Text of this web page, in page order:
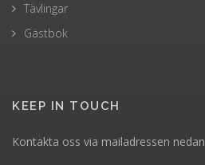
Tävlingar
Gästbok
KEEP IN TOUCH
Kontakta oss via mailadressen nedan